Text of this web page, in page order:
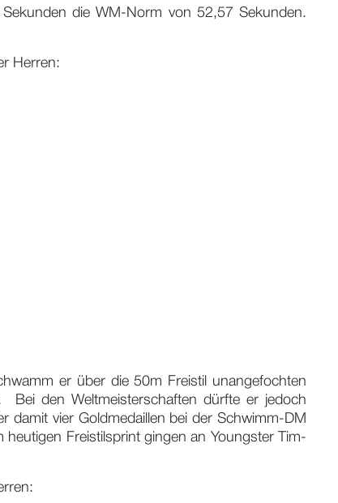
die WM-Norm von 52,57 Sekunden.
Herren:
er über die 50m Freistil unangefochten
den Weltmeisterschaften dürfte er jedoch
damit vier Goldmedaillen bei der Schwimm-DM
Freistilsprint gingen an Youngster Tim-